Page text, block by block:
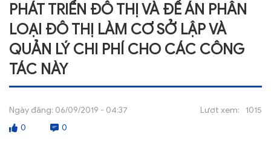
ẤN PHẨM
ĐÀO TẠO, BỒI DƯỠNG
TƯ VẤN
THÔNG TIN CÔNG BỐ
TRA CỨU VĂN BẢN
PHÁT TRIỂN ĐÔ THỊ VÀ ĐỀ ÁN PHÂN
LOẠI ĐÔ THỊ LÀM CƠ SỞ LẬP VÀ
QUẢN LÝ CHI PHÍ CHO CÁC CÔNG
TÁC NÀY
Ngày đăng: 06/09/2019 - 04:37 Lượt xem:
1015
0
0